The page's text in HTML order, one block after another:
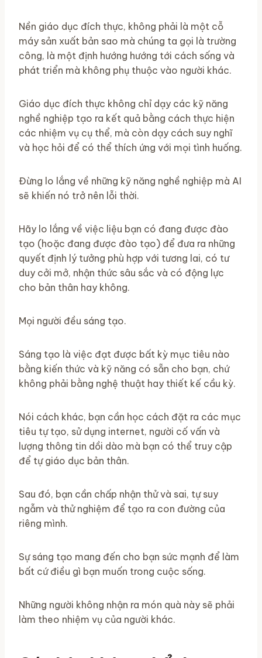
Nền giáo dục đích thực, không phải là một cỗ
máy sản xuất bản sao mà chúng ta gọi là trường
công, là một định hướng hướng tới cách sống và
phát triển mà không phụ thuộc vào người khác.
Giáo dục đích thực không chỉ dạy các kỹ năng
nghề nghiệp tạo ra kết quả bằng cách thực hiện
các nhiệm vụ cụ thể, mà còn dạy cách suy nghĩ
và học hỏi để có thể thích ứng với mọi tình huống.
Đừng lo lắng về những kỹ năng nghề nghiệp mà AI
sẽ khiến nó trở nên lỗi thời.
Hãy lo lắng về việc liệu bạn có đang được đào
tạo (hoặc đang được đào tạo) để đưa ra những
quyết định lý tưởng phù hợp với tương lai, có tư
duy cởi mở, nhận thức sâu sắc và có động lực
cho bản thân hay không.
Mọi người đều sáng tạo.
Sáng tạo là việc đạt được bất kỳ mục tiêu nào
bằng kiến ​​thức và kỹ năng có sẵn cho bạn, chứ
không phải bằng nghệ thuật hay thiết kế cầu kỳ.
Nói cách khác, bạn cần học cách đặt ra các mục
tiêu tự tạo, sử dụng internet, người cố vấn và
lượng thông tin dồi dào mà bạn có thể truy cập
để tự giáo dục bản thân.
Sau đó, bạn cần chấp nhận thử và sai, tự suy
ngẫm và thử nghiệm để tạo ra con đường của
riêng mình.
Sự sáng tạo mang đến cho bạn sức mạnh để làm
bất cứ điều gì bạn muốn trong cuộc sống.
Những người không nhận ra món quà này sẽ phải
làm theo nhiệm vụ của người khác.